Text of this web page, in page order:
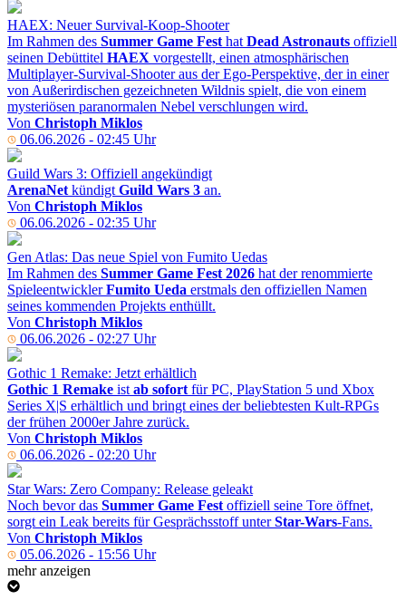
HAEX: Neuer Survival-Koop-Shooter
Im Rahmen des Summer Game Fest hat Dead Astronauts offiziell
seinen Debüttitel HAEX vorgestellt, einen atmosphärischen
Multiplayer-Survival-Shooter aus der Ego-Perspektive, der in einer
von Außerirdischen gezeichneten Wildnis spielt, die von einem
mysteriösen paranormalen Nebel verschlungen wird.
Von Christoph Miklos
06.06.2026 - 02:45 Uhr
Guild Wars 3: Offiziell angekündigt
ArenaNet kündigt Guild Wars 3 an.
Von Christoph Miklos
06.06.2026 - 02:35 Uhr
Gen Atlas: Das neue Spiel von Fumito Uedas
Im Rahmen des Summer Game Fest 2026 hat der renommierte
SpieleentwicklerFumito Ueda erstmals den offiziellen Namen
seines kommenden Projekts enthüllt.
Von Christoph Miklos
06.06.2026 - 02:27 Uhr
Gothic 1 Remake: Jetzt erhältlich
Gothic 1 Remake ist ab sofort für PC, PlayStation 5 und Xbox
Series X|S erhältlich und bringt eines der beliebtesten Kult-RPGs
der frühen 2000er Jahre zurück.
Von Christoph Miklos
06.06.2026 - 02:20 Uhr
Star Wars: Zero Company: Release geleakt
Noch bevor das Summer Game Fest offiziell seine Tore öffnet,
sorgt ein Leak bereits für Gesprächsstoff unterStar-Wars-Fans.
Von Christoph Miklos
05.06.2026 - 15:56 Uhr
mehr anzeigen